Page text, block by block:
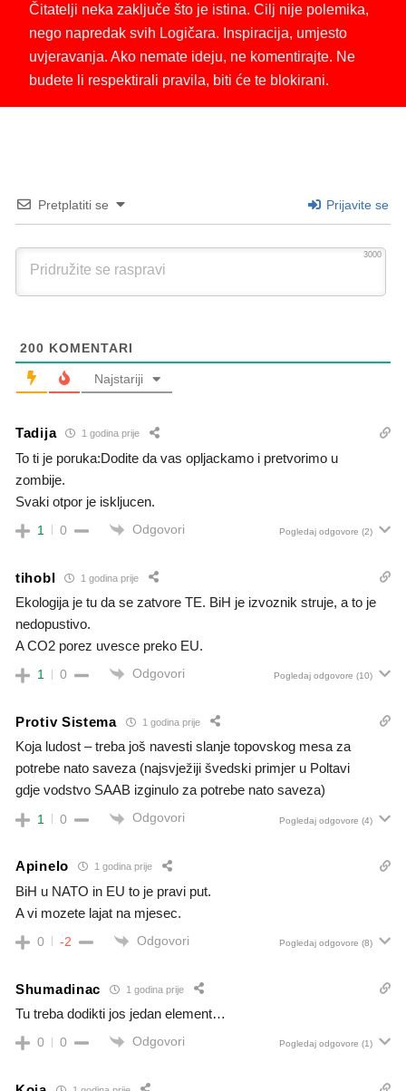
Čitatelji neka zaključe što je istina. Cilj nije polemika,
nego napredak svih Logičara. Inspiracija, umjesto
uvjeravanja. Ako nemate ideju, ne komentirajte. Ne
budete li respektirali pravila, biti će te blokirani.
Pretplatiti se Prijavite se
3000
200 KOMENTARI
Najstariji
Tadija 1 godina prije
To ti je poruka:Dodite da vas opljackamo i pretvorimo u
zombije.
Svaki otpor je iskljucen.
1 0 Odgovori Pogledaj odgovore (2)
tihobl 1 godina prije
Ekologija je tu da se zatvore TE. BiH je izvoznik struje, a to je
nedopustivo.
A CO2 porez uvesce preko EU.
1 0 Odgovori Pogledaj odgovore (10)
Protiv Sistema 1 godina prije
Koja ludost – treba još navesti slanje topovskog mesa za
potrebe nato saveza (najsvježiji švedski primjer u Poltavi
gdje vodstvo SAAB izginulo za potrebe nato saveza)
1 0 Odgovori Pogledaj odgovore (4)
Apinelo 1 godina prije
BiH u NATO in EU to je pravi put.
A vi mozete lajat na mjesec.
0 -2 Odgovori Pogledaj odgovore (8)
Shumadinac 1 godina prije
Tu treba dodikti jos jedan element…
0 0 Odgovori Pogledaj odgovore (1)